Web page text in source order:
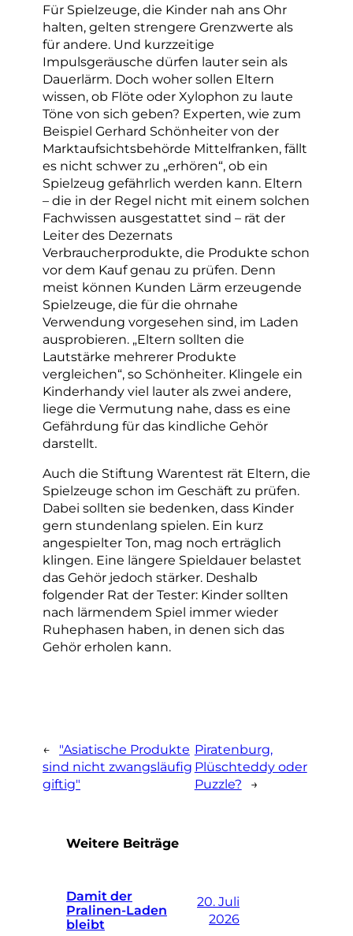
Für Spielzeuge, die Kinder nah ans Ohr
halten, gelten strengere Grenzwerte als
für andere. Und kurzzeitige
Impulsgeräusche dürfen lauter sein als
Dauerlärm. Doch woher sollen Eltern
wissen, ob Flöte oder Xylophon zu laute
Töne von sich geben? Experten, wie zum
Beispiel Gerhard Schönheiter von der
Marktaufsichtsbehörde Mittelfranken, fällt
es nicht schwer zu „erhören“, ob ein
Spielzeug gefährlich werden kann. Eltern
– die in der Regel nicht mit einem solchen
Fachwissen ausgestattet sind – rät der
Leiter des Dezernats
Verbraucherprodukte, die Produkte schon
vor dem Kauf genau zu prüfen. Denn
meist können Kunden Lärm erzeugende
Spielzeuge, die für die ohrnahe
Verwendung vorgesehen sind, im Laden
ausprobieren. „Eltern sollten die
Lautstärke mehrerer Produkte
vergleichen“, so Schönheiter. Klingele ein
Kinderhandy viel lauter als zwei andere,
liege die Vermutung nahe, dass es eine
Gefährdung für das kindliche Gehör
darstellt.
Auch die Stiftung Warentest rät Eltern, die
Spielzeuge schon im Geschäft zu prüfen.
Dabei sollten sie bedenken, dass Kinder
gern stundenlang spielen. Ein kurz
angespielter Ton, mag noch erträglich
klingen. Eine längere Spieldauer belastet
das Gehör jedoch stärker. Deshalb
folgender Rat der Tester: Kinder sollten
nach lärmendem Spiel immer wieder
Ruhephasen haben, in denen sich das
Gehör erholen kann.
←
"Asiatische Produkte
sind nicht zwangsläufig
giftig"
Piratenburg,
Plüschteddy oder
Puzzle?
→
Weitere Beiträge
Damit der
Pralinen-Laden
bleibt
20. Juli
2026